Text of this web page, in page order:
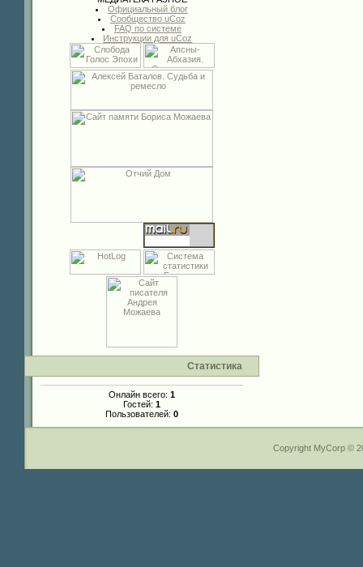
Официальный блог
Сообщество uCoz
FAQ по системе
Инструкции для uCoz
Статистика
Онлайн всего: 1
Гостей: 1
Пользователей: 0
Copyright MyCorp ©